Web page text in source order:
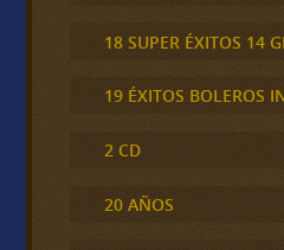
18 SUPER ÉXITOS 14
19 ÉXITOS BOLEROS
2 CD
20 AÑOS